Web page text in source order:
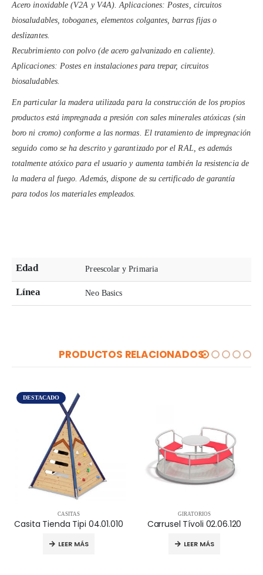
Acero inoxidable (V2A y V4A). Aplicaciones: Postes, circuitos
biosaludables, toboganes, elementos colgantes, barras fijas o
deslizantes.
Recubrimiento con polvo (de acero galvanizado en caliente).
Aplicaciones: Postes en instalaciones para trepar, circuitos
biosaludables.
En particular la madera utilizada para la construcción de los propios
productos está impregnada a presión con sales minerales atóxicas (sin
boro ni cromo) conforme a las normas. El tratamiento de impregnación
seguido como se ha descrito y garantizado por el RAL, es además
totalmente atóxico para el usuario y aumenta también la resistencia de
la madera al fuego. Además, dispone de su certificado de garantía
para todos los materiales empleados.
Edad Preescolar y Primaria
Línea Neo Basics
PRODUCTOS RELACIONADOS
DESTACADO
CASITAS
Casita Tienda Tipi 04.01.010
LEER MÁS
GIRATORIOS
Carrusel Tívoli 02.06.120
LEER MÁS